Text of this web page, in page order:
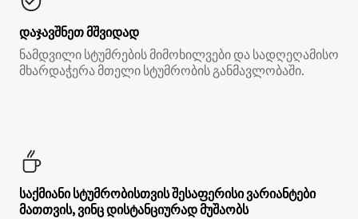
დაჯავშნეთ მშვიდად
ნამდვილი სტუმრების მიმოხილვები და სადღეღამისო
მხარდაჭერა მთელი სტუმრობის განმავლობაში.
საქმიანი სტუმრობისთვის შესაფერისი ვარიანტები
მათთვის, ვინც დისტანციურად მუშაობს